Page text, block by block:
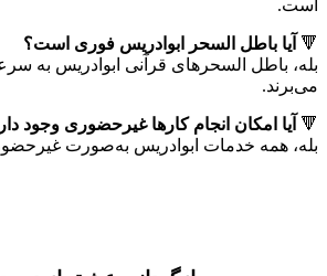
است.
🔻 آیا باطل السحر ابوادریس فوری است؟
بله، باطل السحر‌های قرآنی ابوادریس به
می‌برند.
🔻 آیا امکان انجام کارها غیرحضوری وجود
بله، همه خدمات ابوادریس به‌صورت